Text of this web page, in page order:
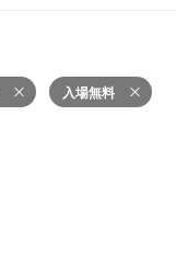
入場無料